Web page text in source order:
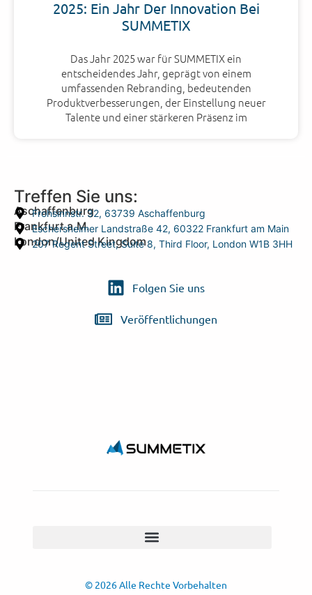
2025: Ein Jahr Der Innovation Bei
SUMMETIX
Das Jahr 2025 war für SUMMETIX ein
entscheidendes Jahr, geprägt von einem
umfassenden Rebranding, bedeutenden
Produktverbesserungen, der Einstellung neuer
Talente und einer stärkeren Präsenz im
Treffen Sie uns:
Aschaffenburg
Frohsinnstr. 32, 63739 Aschaffenburg
Frankfurt a.M.
Eschersheimer Landstraße 42, 60322 Frankfurt am Main
London/United Kingdom
207 Regent Street, Suite 8, Third Floor, London W1B 3HH
Folgen Sie uns
Veröffentlichungen
© 2026 Alle Rechte Vorbehalten